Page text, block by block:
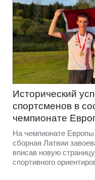
Исторический
спортсменов в
чемпионате
На чемпионате
сборная Латвии
вписав новую
спортивного